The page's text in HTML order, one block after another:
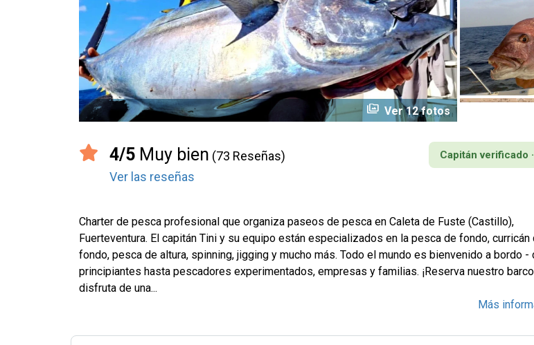
perm_media Ver 12 fotos
4/5 Muy bien (73 Reseñas)
Ver las reseñas
Capitán verificado
Charter de pesca profesional que organiza paseos de pesca en Caleta de Fuste (Castillo),
Fuerteventura. El capitán Tini y su equipo están especializados en la pesca de fondo, curricán
fondo, pesca de altura, spinning, jigging y mucho más. Todo el mundo es bienvenido a bordo -
principiantes hasta pescadores experimentados, empresas y familias. ¡Reserva nuestro
disfruta de una...
Más